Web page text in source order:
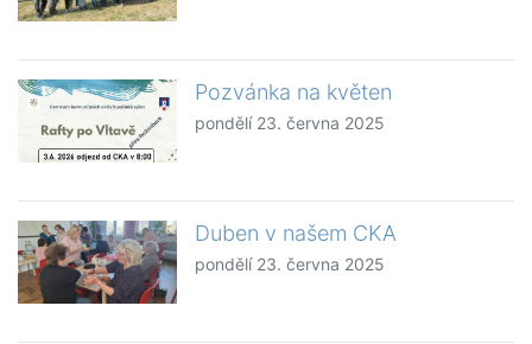
Pozvánka na květen
pondělí 23. června 2025
Duben v našem CKA
pondělí 23. června 2025